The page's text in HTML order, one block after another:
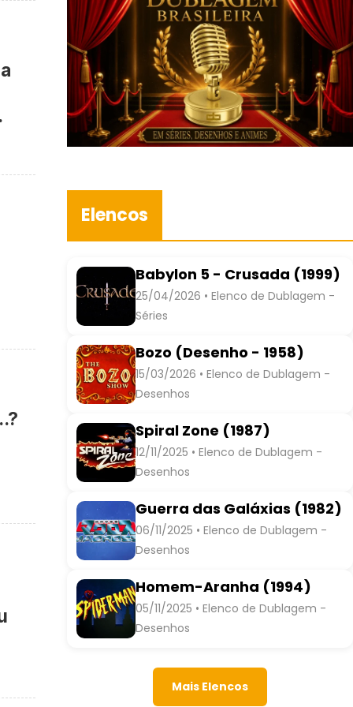
Elencos
Babylon 5 - Crusada (1999)
25/04/2026 • Elenco de Dublagem -
Séries
Bozo (Desenho - 1958)
15/03/2026 • Elenco de Dublagem -
Desenhos
Spiral Zone (1987)
12/11/2025 • Elenco de Dublagem -
Desenhos
Guerra das Galáxias (1982)
06/11/2025 • Elenco de Dublagem -
Desenhos
Homem-Aranha (1994)
05/11/2025 • Elenco de Dublagem -
Desenhos
Mais Elencos